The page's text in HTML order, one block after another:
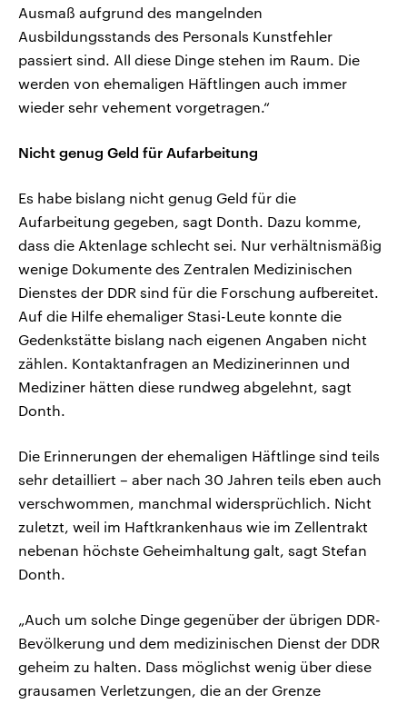
Ausmaß aufgrund des mangelnden
Ausbildungsstands des Personals Kunstfehler
passiert sind. All diese Dinge stehen im Raum. Die
werden von ehemaligen Häftlingen auch immer
wieder sehr vehement vorgetragen.“
Nicht genug Geld für Aufarbeitung
Es habe bislang nicht genug Geld für die
Aufarbeitung gegeben, sagt Donth. Dazu komme,
dass die Aktenlage schlecht sei. Nur verhältnismäßig
wenige Dokumente des Zentralen Medizinischen
Dienstes der DDR sind für die Forschung aufbereitet.
Auf die Hilfe ehemaliger Stasi-Leute konnte die
Gedenkstätte bislang nach eigenen Angaben nicht
zählen. Kontaktanfragen an Medizinerinnen und
Mediziner hätten diese rundweg abgelehnt, sagt
Donth.
Die Erinnerungen der ehemaligen Häftlinge sind teils
sehr detailliert – aber nach 30 Jahren teils eben auch
verschwommen, manchmal widersprüchlich. Nicht
zuletzt, weil im Haftkrankenhaus wie im Zellentrakt
nebenan höchste Geheimhaltung galt, sagt Stefan
Donth.
„Auch um solche Dinge gegenüber der übrigen DDR-
Bevölkerung und dem medizinischen Dienst der DDR
geheim zu halten. Dass möglichst wenig über diese
grausamen Verletzungen, die an der Grenze